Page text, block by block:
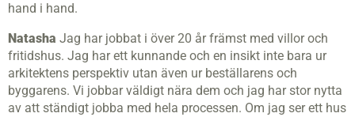
hand i hand.
Natasha Jag har jobbat i över 20 år främst med villor och
fritidshus. Jag har ett kunnande och en insikt inte bara ur
arkitektens perspektiv utan även ur beställarens och
byggarens. Vi jobbar väldigt nära dem och jag har stor nytta
av att ständigt jobba med hela processen. Om jag ser ett hus